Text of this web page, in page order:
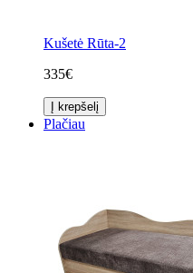
Kušetė Rūta-2
335€
Į krepšelį
Plačiau